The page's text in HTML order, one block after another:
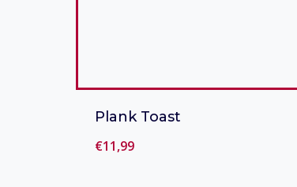
Plank Toast
€11,99